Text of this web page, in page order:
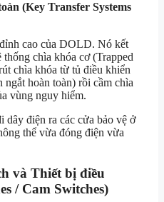
(Key Transfer Systems
cao của DOLD. Nó kết
chìa khóa cơ (Trapped
chìa khóa từ tủ điều khiển
hoàn toàn) rồi cầm chìa
vùng nguy hiểm.
dây điện ra các cửa bảo vệ ở
thể vừa đóng điện vừa
và Thiết bị điều
/ Cam Switches)